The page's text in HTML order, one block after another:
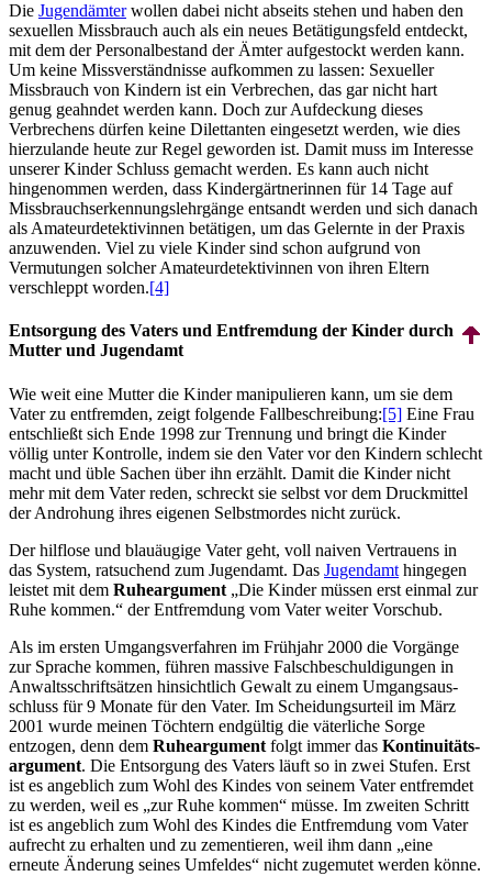
Die Jugendämterwollen dabei nicht abseits stehen und haben den
sexuellen Missbrauch auch als ein neues Betätigungs­feld entdeckt,
mit dem der Personal­bestand der Ämter aufgestockt werden kann.
Um keine Missverständnisse aufkommen zu lassen: Sexueller
Missbrauch von Kindern ist ein Verbrechen, das gar nicht hart
genug geahndet werden kann. Doch zur Aufdeckung dieses
Verbrechens dürfen keine Dilettanten eingesetzt werden, wie dies
hierzulande heute zur Regel geworden ist. Damit muss im Interesse
unserer Kinder Schluss gemacht werden. Es kann auch nicht
hingenommen werden, dass Kinder­gärtnerinnen für 14 Tage auf
Miss­brauchs­erkennungs­lehr­gänge entsandt werden und sich danach
als Amateur­detektivinnen betätigen, um das Gelernte in der Praxis
anzuwenden. Viel zu viele Kinder sind schon aufgrund von
Vermutungen solcher Amateur­detektivinnen von ihren Eltern
verschleppt worden.[4]
Entsorgung des Vaters und Entfremdung der Kinder durch
Mutter und Jugendamt
Wie weit eine Mutter die Kinder manipulieren kann, um sie dem
Vater zu entfremden, zeigt folgende Fallbeschreibung:[5] Eine Frau
entschließt sich Ende 1998 zur Trennung und bringt die Kinder
völlig unter Kontrolle, indem sie den Vater vor den Kindern schlecht
macht und üble Sachen über ihn erzählt. Damit die Kinder nicht
mehr mit dem Vater reden, schreckt sie selbst vor dem Druckmittel
der Androhung ihres eigenen Selbstmordes nicht zurück.
Der hilflose und blauäugige Vater geht, voll naiven Vertrauens in
das System, ratsuchend zum Jugendamt. Das Jugendamt hingegen
leistet mit dem Ruheargument „Die Kinder müssen erst einmal zur
Ruhe kommen.“ der Entfremdung vom Vater weiter Vorschub.
Als im ersten Umgangs­verfahren im Frühjahr 2000 die Vorgänge
zur Sprache kommen, führen massive Falsch­beschuldigungen in
Anwalts­schrift­sätzen hinsichtlich Gewalt zu einem Umgangs­aus­
schluss für 9 Monate für den Vater. Im Scheidungsurteil im März
2001 wurde meinen Töchtern endgültig die väterliche Sorge
entzogen, denn dem Ruheargument folgt immer das Kontinuitäts­
argument. Die Entsorgung des Vaters läuft so in zwei Stufen. Erst
ist es angeblich zum Wohl des Kindes von seinem Vater entfremdet
zu werden, weil es „zur Ruhe kommen“ müsse. Im zweiten Schritt
ist es angeblich zum Wohl des Kindes die Entfremdung vom Vater
aufrecht zu erhalten und zu zementieren, weil ihm dann „eine
erneute Änderung seines Umfeldes“ nicht zugemutet werden könne.